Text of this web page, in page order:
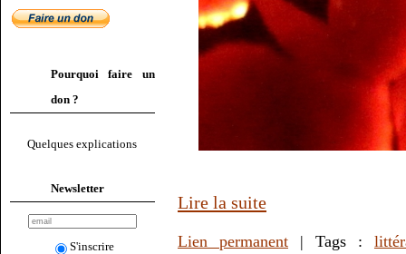
Pourquoi faire un
don ?
Quelques explications
Newsletter
S'inscrire
Lire la suite
Lien permanent | Tags :